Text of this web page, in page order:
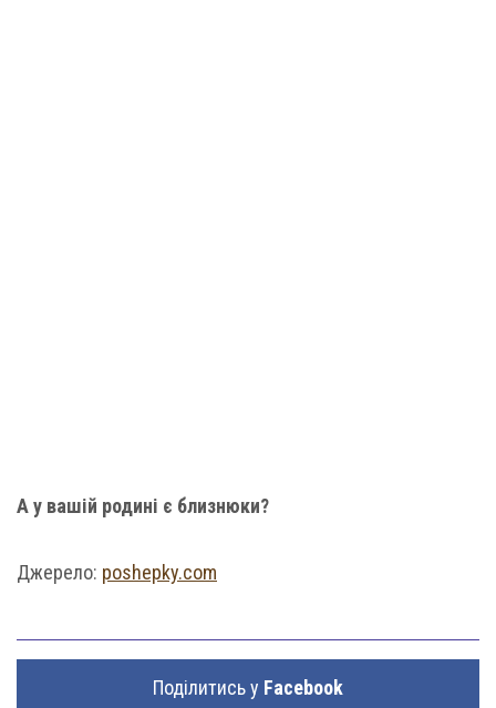
А у вашій родині є близнюки?
Джерело: poshepky.com
Поділитись у Facebook